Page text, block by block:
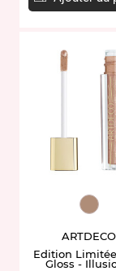
ARTDECO
Edition
Gloss -